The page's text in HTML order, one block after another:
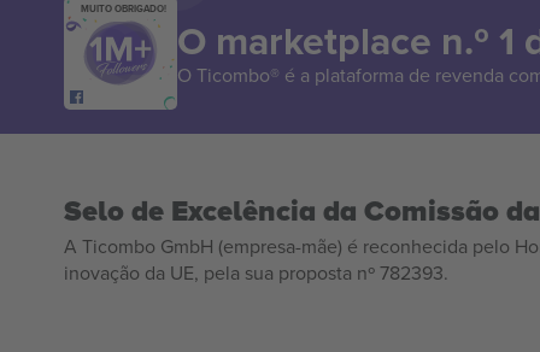
MUITO OBRIGADO!
O marketplace n.º 1
O Ticombo® é a plataforma de revenda
Selo de Excelência da Comissão
A Ticombo GmbH (empresa-mãe) é reconhecida pelo
inovação da UE, pela sua proposta nº 782393.